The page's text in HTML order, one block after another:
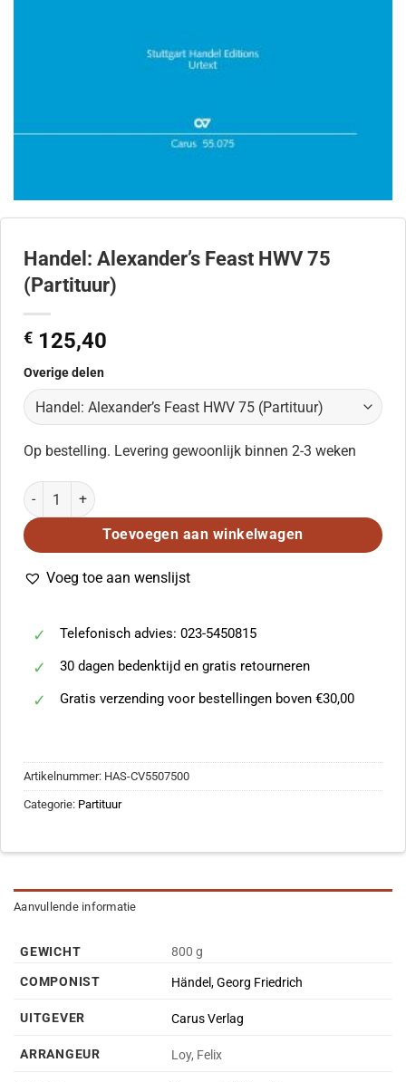
Handel: Alexander’s Feast HWV 75
(Partituur)
€ 125,40
Overige delen
Op bestelling. Levering gewoonlijk binnen 2-3 weken
Handel: Alexander's Feast HWV 75 (Partituur) aantal
Toevoegen aan winkelwagen
Voeg toe aan wenslijst
Telefonisch advies: 023-5450815
30 dagen bedenktijd en gratis retourneren
Gratis verzending voor bestellingen boven €30,00
Artikelnummer: HAS-CV5507500
Categorie: Partituur
Aanvullende informatie
GEWICHT
800 g
COMPONIST
Händel, Georg Friedrich
UITGEVER Carus Verlag
ARRANGEUR Loy, Felix